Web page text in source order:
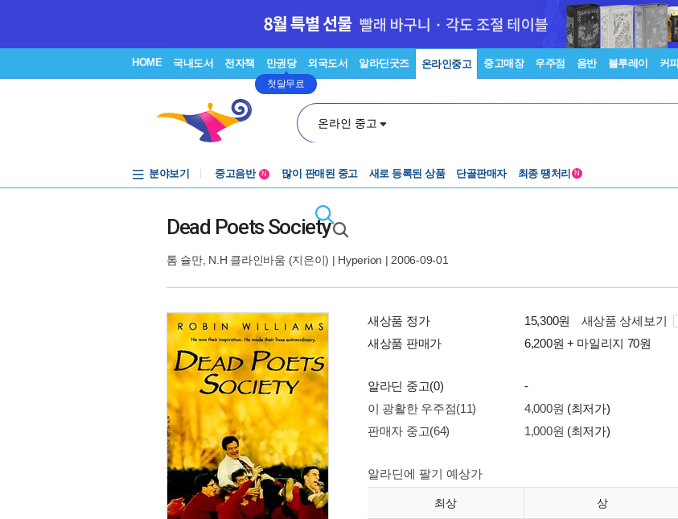
HOME 국내도서 전자책 만권당
첫달무료
외국도서 알라딘굿즈 온라인중고 중고매장 우주점 음반 블루레이 커피
온라인 중고
분야보기
중고음반
N 많이 판매된 중고 새로 등록된 상품 단골판매자 최종 땡처리 N
Dead Poets Society
톰 슐만, N.H 클라인바움 (지은이) | Hyperion | 2006-09-01
새상품 정가 15,300원
새상품 상세보기
새상품 판매가
6,200원 + 마일리지 70원
알라딘 중고(0)
-
이 광활한 우주점(11)
4,000원 (최저가)
판매자 중고(64)
1,000원 (최저가)
알라딘에 팔기 예상가
최상 상